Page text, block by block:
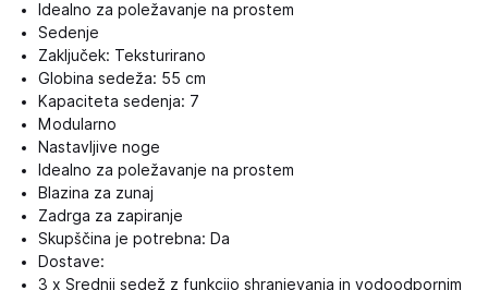
Idealno za poležavanje na prostem
Sedenje
Zaključek: Teksturirano
Globina sedeža: 55 cm
Kapaciteta sedenja: 7
Modularno
Nastavljive noge
Idealno za poležavanje na prostem
Blazina za zunaj
Zadrga za zapiranje
Skupščina je potrebna: Da
Dostave:
3 x Srednji sedež z funkcijo shranjevanja in vodoodpornim